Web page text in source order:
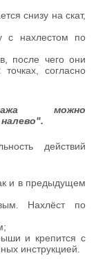
снизу на скат,
с нахлестом по
после чего они
согласно
можно
действий
и в предыдущем
Нахлёст по
и крепится с
инструкцией.